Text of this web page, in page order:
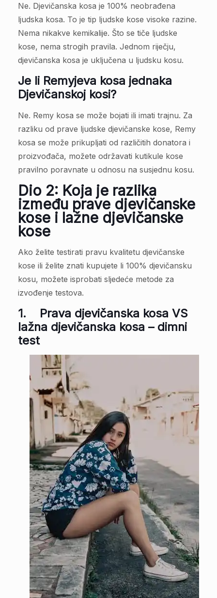
Ne. Djevičanska kosa je 100% neobrađena
ljudska kosa. To je tip ljudske kose visoke razine.
Nema nikakve kemikalije. Što se tiče ljudske
kose, nema strogih pravila. Jednom riječju,
djevičanska kosa je uključena u ljudsku kosu.
Je li Remyjeva kosa jednaka
Djevičanskoj kosi?
Ne. Remy kosa se može bojati ili imati trajnu. Za
razliku od prave ljudske djevičanske kose, Remy
kosa se može prikupljati od različitih donatora i
proizvođača, možete održavati kutikule kose
pravilno poravnate u odnosu na susjednu kosu.
Dio 2: Koja je razlika
između prave djevičanske
kose i lažne djevičanske
kose
Ako želite testirati pravu kvalitetu djevičanske
kose ili želite znati kupujete li 100% djevičansku
kosu, možete isprobati sljedeće metode za
izvođenje testova.
1. Prava djevičanska kosa VS
lažna djevičanska kosa – dimni
test